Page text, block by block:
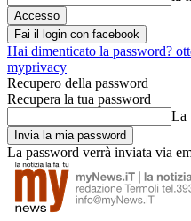
Fai il login con facebook
Hai dimenticato la password?
myprivacy
Recupero della password
Recupera la tua password
La
La password verrà inviata via